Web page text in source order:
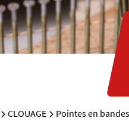
CLOUAGE Pointes en bandes